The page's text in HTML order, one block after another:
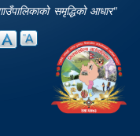
समृद्धिको आधार"